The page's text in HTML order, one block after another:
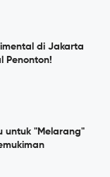
di Jakarta
Penonton!
untuk "Melarang"